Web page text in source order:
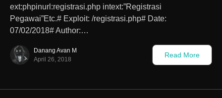
ext:phpinurl:registrasi.php intext:”Registrasi
Pegawai”Etc.# Exploit: /registrasi.php# Date:
07/02/2018# Author:…
Danang Avan M
April 26, 2018
Read More